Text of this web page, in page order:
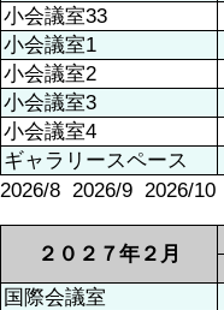
小会議室33
小会議室1
小会議室2
小会議室3
小会議室4
ギャラリースペース
2026/8 2026/9 2026/10
２０２７年２月
国際会議室